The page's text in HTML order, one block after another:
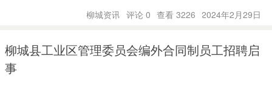
柳城资讯 评论 0 查看 3226 2024年2月29日
柳城县工业区管理委员会编外合同制员工招聘启
事